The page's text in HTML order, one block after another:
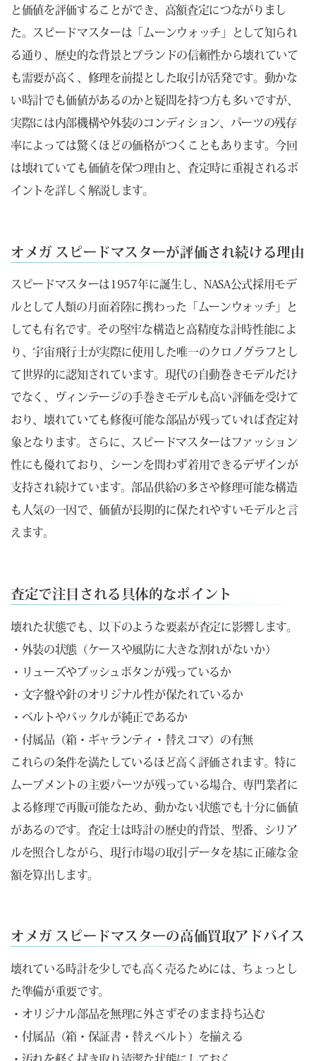
と価値を評価することができ、高額査定につながりまし
た。スピードマスターは「ムーンウォッチ」として知られ
る通り、歴史的な背景とブランドの信頼性から壊れていて
も需要が高く、修理を前提とした取引が活発です。動かな
い時計でも価値があるのかと疑問を持つ方も多いですが、
実際には内部機構や外装のコンディション、パーツの残存
率によっては驚くほどの価格がつくこともあります。今回
は壊れていても価値を保つ理由と、査定時に重視されるポ
イントを詳しく解説します。
オメガ スピードマスターが評価され続ける理由
スピードマスターは1957年に誕生し、NASA公式採用モデ
ルとして人類の月面着陸に携わった「ムーンウォッチ」と
しても有名です。その堅牢な構造と高精度な計時性能によ
り、宇宙飛行士が実際に使用した唯一のクロノグラフとし
て世界的に認知されています。現代の自動巻きモデルだけ
でなく、ヴィンテージの手巻きモデルも高い評価を受けて
おり、壊れていても修復可能な部品が残っていれば査定対
象となります。さらに、スピードマスターはファッション
性にも優れており、シーンを問わず着用できるデザインが
支持され続けています。部品供給の多さや修理可能な構造
も人気の一因で、価値が長期的に保たれやすいモデルと言
えます。
査定で注目される具体的なポイント
壊れた状態でも、以下のような要素が査定に影響します。
・外装の状態（ケースや風防に大きな割れがないか）
・リューズやプッシュボタンが残っているか
・文字盤や針のオリジナル性が保たれているか
・ベルトやバックルが純正であるか
・付属品（箱・ギャランティ・替えコマ）の有無
これらの条件を満たしているほど高く評価されます。特に
ムーブメントの主要パーツが残っている場合、専門業者に
よる修理で再販可能なため、動かない状態でも十分に価値
があるのです。査定士は時計の歴史的背景、型番、シリア
ルを照合しながら、現行市場の取引データを基に正確な金
額を算出します。
オメガ スピードマスターの高価買取アドバイス
壊れている時計を少しでも高く売るためには、ちょっとし
た準備が重要です。
・オリジナル部品を無理に外さずそのまま持ち込む
・付属品（箱・保証書・替えベルト）を揃える
・汚れを軽く拭き取り清潔な状態にしておく